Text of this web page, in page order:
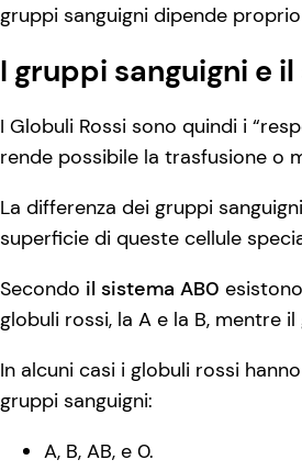
gruppi sanguigni dipende
I gruppi sanguigni e
I Globuli Rossi sono quindi i
rende possibile la trasfusione o
La differenza dei gruppi
superficie di queste cellule
Secondo il sistema AB0
globuli rossi, la A e la B, mentre
In alcuni casi i globuli rossi
gruppi sanguigni:
A, B, AB, e 0.